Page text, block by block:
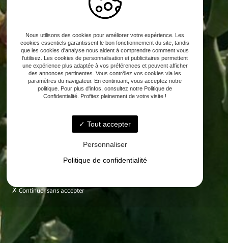
Nous utilisons des cookies pour améliorer votre expérience. Les
cookies essentiels garantissent le bon fonctionnement du site, tandis
que les cookies d'analyse nous aident à comprendre comment vous
l'utilisez. Les cookies de personnalisation et publicitaires permettent
une expérience plus adaptée à vos préférences et peuvent afficher
des annonces pertinentes. Vous contrôlez vos cookies via les
paramètres du navigateur. En continuant, vous acceptez notre
politique. Pour plus d'infos, consultez notre Politique de
Confidentialité. Profitez pleinement de votre visite !
Tout accepter
Personnaliser
Politique de confidentialité
Continuer sans accepter